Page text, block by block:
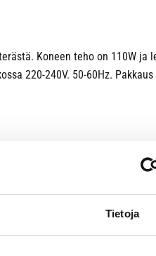
Tietoja
Koneen teho on 110W ja
220-240V. 50-60Hz.